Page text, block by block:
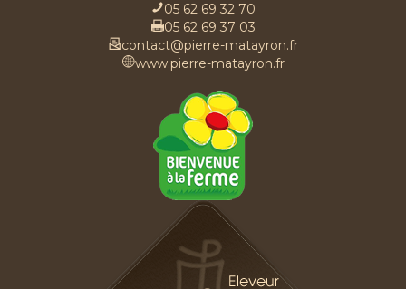
05 62 69 32 70
05 62 69 37 03
contact@pierre-matayron.fr
www.pierre-matayron.fr